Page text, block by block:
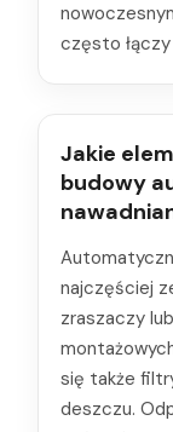
często
Jakie
budowy
najczęściej
zraszaczy
się także
deszczu.